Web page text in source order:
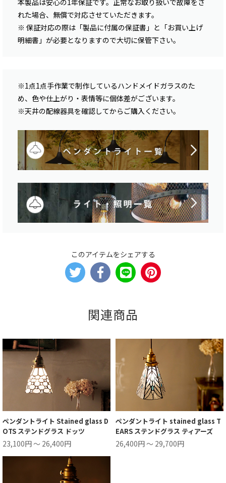
本製品は安心の1年保証です。正常なお取り扱いで故障をさ
れた場合、無償で対応させていただきます。
※ 保証対応の際は「製品に付属の保証書」と「お買い上げ
明細書」が必要となりますので大切に保管下さい。
※1点1点手作業で制作しているハンドメイドガラスのた
め、色や仕上がり・表情等に個体差がございます。
※天井の配線器具を確認してからご購入ください。
このアイテムをシェアする
関連商品
ペンダントライト Stained glass D
OTS ステンドグラス ドッツ
23,100円 ～ 26,400円
ペンダントライト stained glass T
EARS ステンドグラス ティアーズ
26,400円 ～ 29,700円